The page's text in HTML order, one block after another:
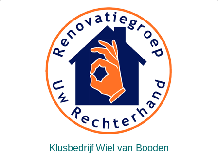
KlusbedrijfWiel van Booden